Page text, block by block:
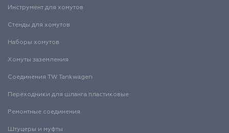
Инструмент для хомутов
Стенды для хомутов
Наборы хомутов
Хомуты заземления
Соединения TW Tankwagen
Переходники для шланга пластиковые
Ремонтные соединения
Штуцеры и муфты